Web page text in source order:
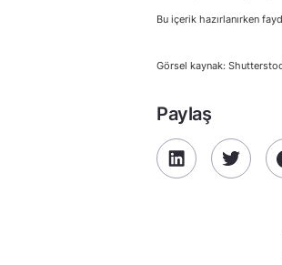
Bu içerik hazırlanırken
Görsel kaynak:
Paylaş